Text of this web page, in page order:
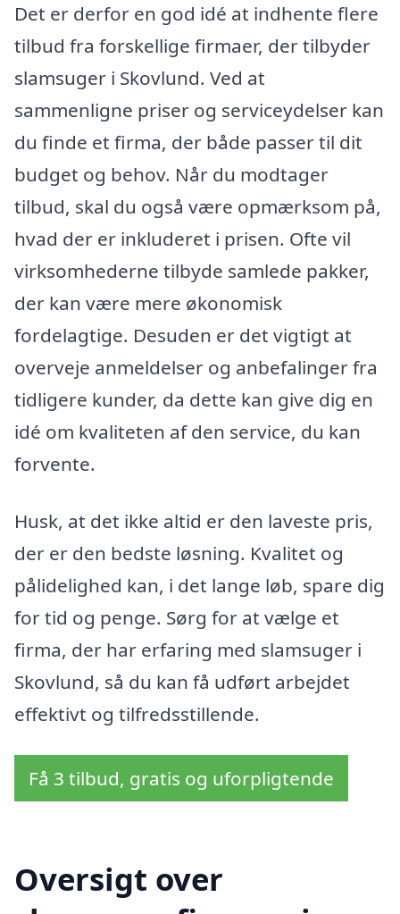
Det er derfor en god idé at indhente flere
tilbud fra forskellige firmaer, der tilbyder
slamsuger i Skovlund. Ved at
sammenligne priser og serviceydelser kan
du finde et firma, der både passer til dit
budget og behov. Når du modtager
tilbud, skal du også være opmærksom på,
hvad der er inkluderet i prisen. Ofte vil
virksomhederne tilbyde samlede pakker,
der kan være mere økonomisk
fordelagtige. Desuden er det vigtigt at
overveje anmeldelser og anbefalinger fra
tidligere kunder, da dette kan give dig en
idé om kvaliteten af den service, du kan
forvente.
Husk, at det ikke altid er den laveste pris,
der er den bedste løsning. Kvalitet og
pålidelighed kan, i det lange løb, spare dig
for tid og penge. Sørg for at vælge et
firma, der har erfaring med slamsuger i
Skovlund, så du kan få udført arbejdet
effektivt og tilfredsstillende.
Få 3 tilbud, gratis og uforpligtende
Oversigt over